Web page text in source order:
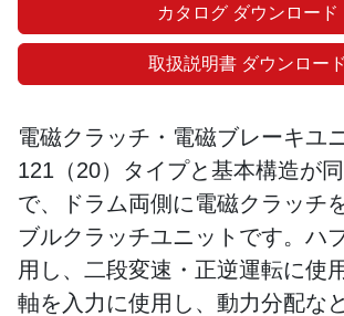
カタログ ダウンロード
取扱説明書 ダウンロード
電磁クラッチ・電磁ブレーキユ
121（20）タイプと基本構造が
で、ドラム両側に電磁クラッチ
ブルクラッチユニットです。ハ
用し、二段変速・正逆運転に使
軸を入力に使用し、動力分配な